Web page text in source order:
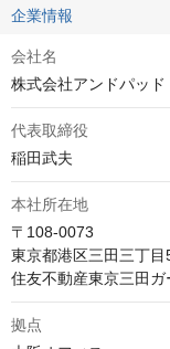
企業情報
会社名
株式会社アンドパッド
代表取締役
稲田武夫
本社所在地
〒108-0073
東京都港区三田三丁
住友不動産東京三田
拠点